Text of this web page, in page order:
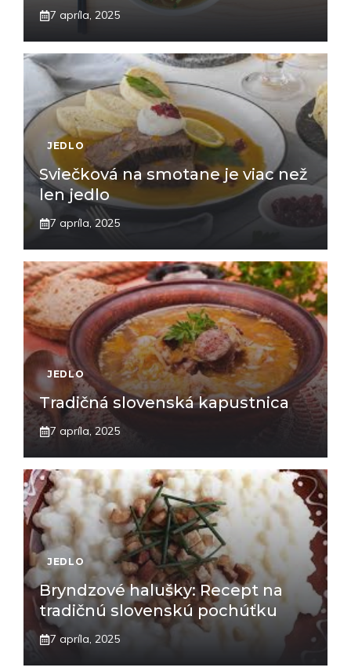
7 apríla, 2025
JEDLO
Sviečková na smotane je viac než
len jedlo
7 apríla, 2025
JEDLO
Tradičná slovenská kapustnica
7 apríla, 2025
JEDLO
Bryndzové halušky: Recept na
tradičnú slovenskú pochúťku
7 apríla, 2025